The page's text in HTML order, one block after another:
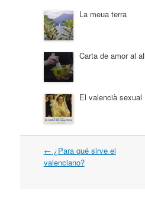
La meua terra
Carta de amor al
El valencià sexual
Navegación
por
← ¿Para qué sirve el
valenciano?